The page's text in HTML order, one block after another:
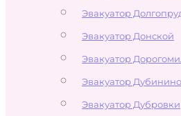
Эвакуатор
Эвакуатор Донской
Эвакуатор
Эвакуатор Дубинино
Эвакуатор Дубровки